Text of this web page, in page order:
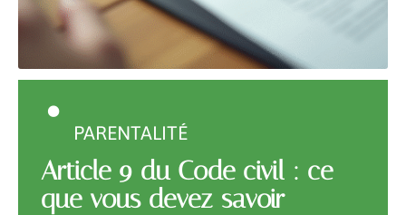
PARENTALITÉ
Article 9 du Code civil : ce
que vous devez savoir